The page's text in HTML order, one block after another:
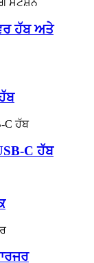
ਹੱਬ ਅਤੇ
C ਹੱਬ